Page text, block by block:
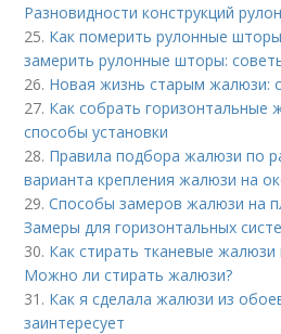
Разновидности конструкций
25. Как померить рулонные
замерить рулонные шторы:
26. Новая жизнь старым жалюзи:
27. Как собрать горизонтальные
способы установки
28. Правила подбора жалюзи по
варианта крепления жалюзи на
29.Способы замеров жалюзи на
Замеры для горизонтальных
30. Как стирать тканевые
Можно ли стирать жалюзи?
31. Как я сделала жалюзи из
заинтересует